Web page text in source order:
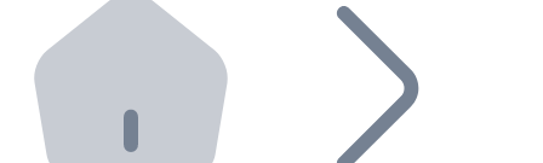
Bitnovo ATM
Integra un ATM Bitnovo en tu negocio y permite que
Bitnovo API
Integra nuestra API en tu ecosistema.